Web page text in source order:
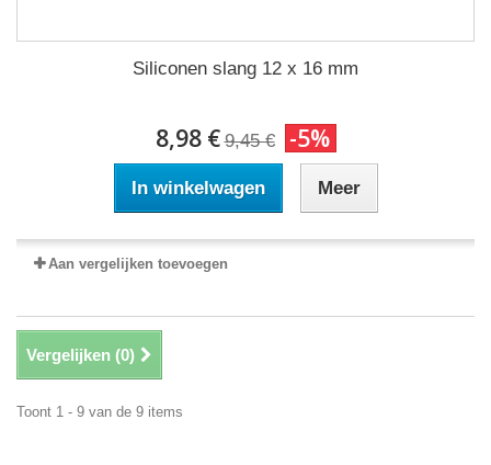
Siliconen slang 12 x 16 mm
8,98 € 9,45 € -5%
In winkelwagen Meer
Aan vergelijken toevoegen
Vergelijken (0)
Toont 1 - 9 van de 9 items